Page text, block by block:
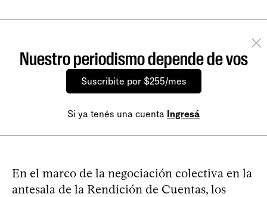
Nuestro periodismo depende de vos
Suscribite por $255/mes
Si ya tenés una cuenta Ingresá
En el marco de la negociación colectiva en la
antesala de la Rendición de Cuentas, los